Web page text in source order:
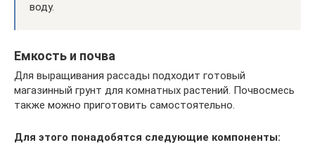
воду.
Емкость и почва
Для выращивания рассады подходит готовый
магазинный грунт для комнатных растений. Почвосмесь
также можно приготовить самостоятельно.
Для этого понадобятся следующие компоненты: